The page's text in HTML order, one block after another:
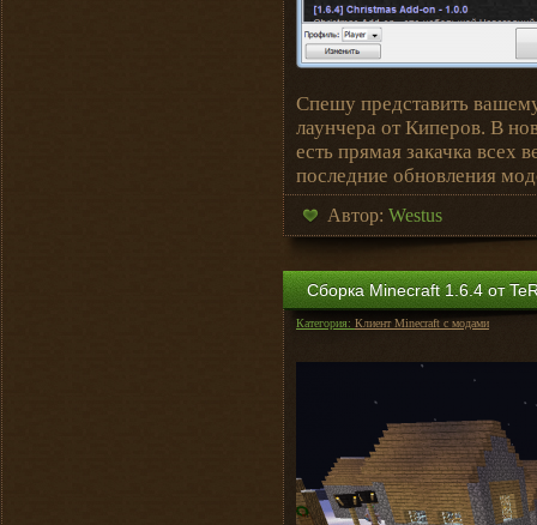
Спешу представить
лаунчера от Киперов. В
есть прямая закачка
последние обновления
Автор: Westus
Сборка Minecraft 1.6.4 от
Категория: Клиент Minecraft с модами